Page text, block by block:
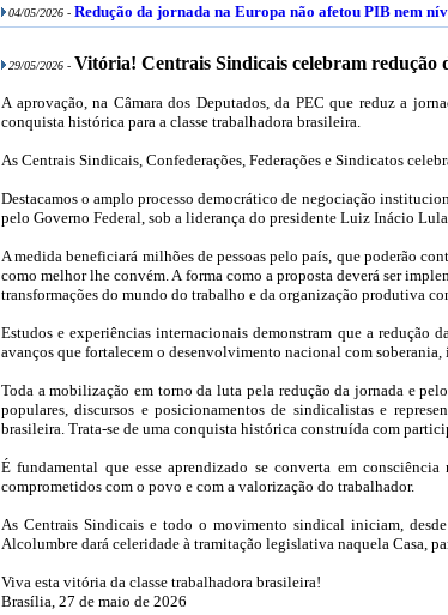
04/05/2026 - Redução da jornada na Europa não afetou PIB nem
29/05/2026 - Vitória! Centrais Sindicais celebram redução
A aprovação, na Câmara dos Deputados, da PEC que reduz a
conquista histórica para a classe trabalhadora brasileira.
As Centrais Sindicais, Confederações, Federações e Sindicatos
Destacamos o amplo processo democrático de negociação
pelo Governo Federal, sob a liderança do presidente Luiz Inácio
A medida beneficiará milhões de pessoas pelo país, que poderão
como melhor lhe convém. A forma como a proposta deverá ser
transformações do mundo do trabalho e da organização produtiva
Estudos e experiências internacionais demonstram que a redução
avanços que fortalecem o desenvolvimento nacional com
Toda a mobilização em torno da luta pela redução da jornada e
populares, discursos e posicionamentos de sindicalistas e
brasileira. Trata-se de uma conquista histórica construída com
É fundamental que esse aprendizado se converta em
comprometidos com o povo e com a valorização do trabalhador.
As Centrais Sindicais e todo o movimento sindical iniciam,
Alcolumbre dará celeridade à tramitação legislativa naquela Casa,
Viva esta vitória da classe trabalhadora brasileira!
Brasília, 27 de maio de 2026